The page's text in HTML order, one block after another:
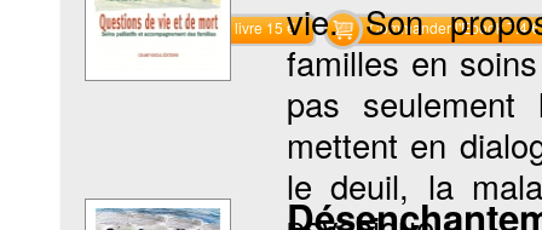
Commander le livre 15 € Commander l'Ebook 7.4 €
vie. Son
familles en
pas
mettent en
le deuil, la